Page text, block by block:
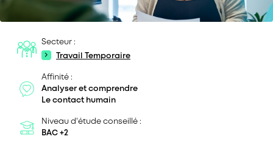
Secteur :
Travail Temporaire
Affinité :
Analyser et comprendre
Le contact humain
Niveau d'étude conseillé :
BAC +2